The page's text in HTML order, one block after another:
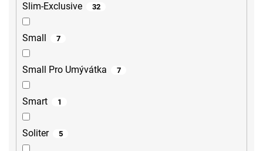
Slim-Exclusive 32
Small 7
Small Pro Umývátka 7
Smart 1
Soliter 5